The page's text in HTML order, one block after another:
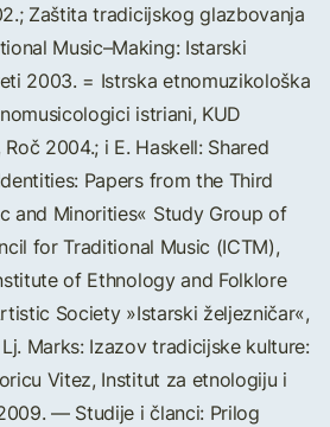
Zaštita tradicijskog glazbovanja
Music–Making: Istarski
2003. = Istrska etnomuzikološka
istriani, KUD
2004.; i E. Haskell: Shared
Papers from the Third
and Minorities« Study Group of
for Traditional Music (ICTM),
of Ethnology and Folklore
Society »Istarski željezničar«,
Marks: Izazov tradicijske kulture:
Vitez, Institut za etnologiju i
— Studije i članci: Prilog